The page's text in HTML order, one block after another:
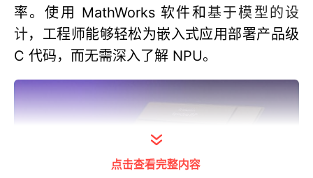
率。使用 MathWorks 软件和 基于模型的设
计，工程师能够轻松为嵌入式应用部署产品级
C 代码，而无需深入了解 NPU。
点击查看完整内容